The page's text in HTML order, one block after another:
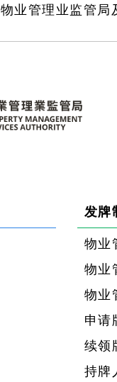
物业管理业监管局
发牌
物业
物业
物业
申请
续领
持牌